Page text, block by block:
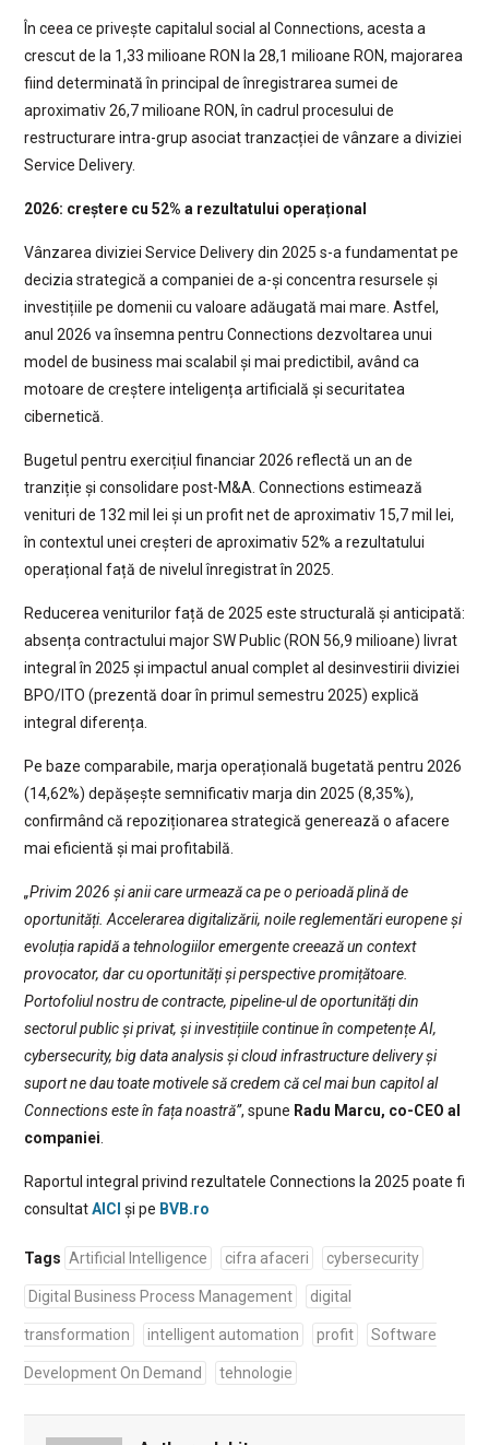
În ceea ce privește capitalul social al Connections, acesta a
crescut de la 1,33 milioane RON la 28,1 milioane RON, majorarea
fiind determinată în principal de înregistrarea sumei de
aproximativ 26,7 milioane RON, în cadrul procesului de
restructurare intra-grup asociat tranzacției de vânzare a diviziei
Service Delivery.
2026: creștere cu 52% a rezultatului operațional
Vânzarea diviziei Service Delivery din 2025 s-a fundamentat pe
decizia strategică a companiei de a-și concentra resursele și
investițiile pe domenii cu valoare adăugată mai mare. Astfel,
anul 2026 va însemna pentru Connections dezvoltarea unui
model de business mai scalabil și mai predictibil, având ca
motoare de creștere inteligența artificială și securitatea
cibernetică.
Bugetul pentru exercițiul financiar 2026 reflectă un an de
tranziție și consolidare post-M&A. Connections estimează
venituri de 132 mil lei și un profit net de aproximativ 15,7 mil lei,
în contextul unei creșteri de aproximativ 52% a rezultatului
operațional față de nivelul înregistrat în 2025.
Reducerea veniturilor față de 2025 este structurală și anticipată:
absența contractului major SW Public (RON 56,9 milioane) livrat
integral în 2025 și impactul anual complet al desinvestirii diviziei
BPO/ITO (prezentă doar în primul semestru 2025) explică
integral diferența.
Pe baze comparabile, marja operațională bugetată pentru 2026
(14,62%) depășește semnificativ marja din 2025 (8,35%),
confirmând că repoziționarea strategică generează o afacere
mai eficientă și mai profitabilă.
„Privim 2026 și anii care urmează ca pe o perioadă plină de
oportunități. Accelerarea digitalizării, noile reglementări europene și
evoluția rapidă a tehnologiilor emergente creează un context
provocator, dar cu oportunități și perspective promițătoare.
Portofoliul nostru de contracte, pipeline-ul de oportunități din
sectorul public și privat, și investițiile continue în competențe AI,
cybersecurity, big data analysis și cloud infrastructure delivery și
suport ne dau toate motivele să credem că cel mai bun capitol al
Connections este în fața noastră”, spune Radu Marcu, co-CEO al
companiei
Raportul integral privind rezultatele Connections la 2025 poate fi
consultatAICI și pe BVB.ro
Tags Artificial Intelligence cifra afaceri cybersecurity
Digital Business Process Management digital
transformation intelligent automation profit Software
Development On Demand tehnologie